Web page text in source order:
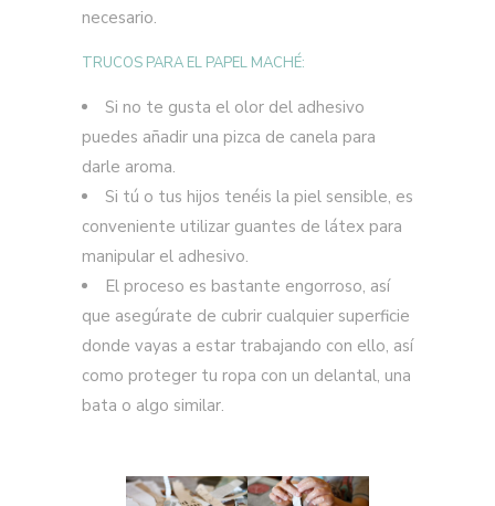
necesario.
TRUCOS PARA EL PAPEL MACHÉ:
Si no te gusta el olor del adhesivo
puedes añadir una pizca de canela para
darle aroma.
Si tú o tus hijos tenéis la piel sensible, es
conveniente utilizar guantes de látex para
manipular el adhesivo.
El proceso es bastante engorroso, así
que asegúrate de cubrir cualquier superficie
donde vayas a estar trabajando con ello, así
como proteger tu ropa con un delantal, una
bata o algo similar.